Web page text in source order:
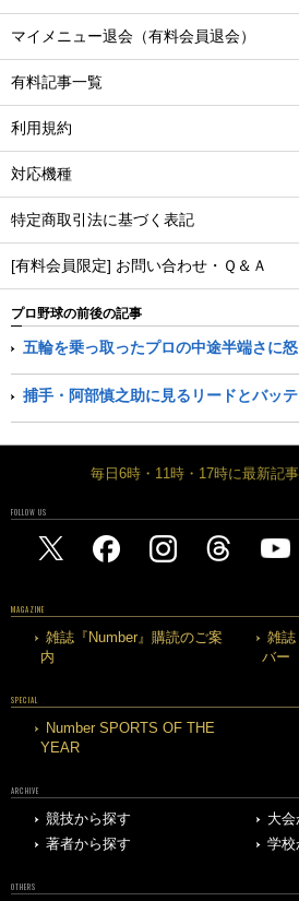
マイメニュー退会（有料会員退会）
有料記事一覧
利用規約
対応機種
特定商取引法に基づく表記
[有料会員限定] お問い合わせ・Ｑ＆Ａ
プロ野球の前後の記事
五輪を乗っ取ったプロの中途半端さに怒
捕手・阿部慎之助に見るリードとバッテ
毎日6時・11時・17時に最新記
FOLLOW US
MAGAZINE
雑誌『Number』購読のご案
内
雑誌
バー
SPECIAL
Number SPORTS OF THE
YEAR
ARCHIVE
競技から探す
大会
著者から探す
学校
OTHERS